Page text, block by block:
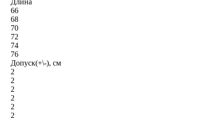
66
68
70
72
74
76
Допуск(+\-), см
2
2
2
2
2
2